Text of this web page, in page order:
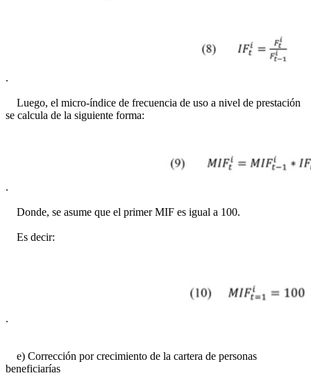
.
Luego, el micro-índice de frecuencia de uso a nivel de prestación
se calcula de la siguiente forma:
.
Donde, se asume que el primer MIF es igual a 100.
Es decir:
.
e) Corrección por crecimiento de la cartera de personas
beneficiarías